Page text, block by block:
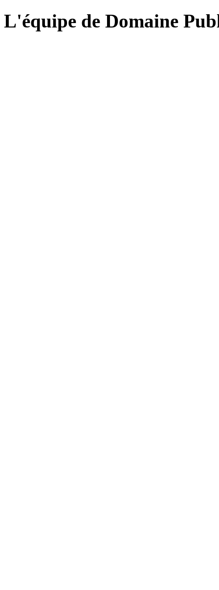
L'équipe de Domaine